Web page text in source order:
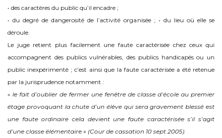
• des caractères du public qu’il encadre ;
• du degré de dangerosité de l’activité organisée ; • du lieu où elle se
déroule.
Le juge retient plus facilement une faute caractérisée chez ceux qui
accompagnent des publics vulnérables, des publics handicapés ou un
public inexpérimenté ; c’est ainsi que la faute caractérisée a été retenue
par la jurisprudence notamment :
« le fait d’oublier de fermer une fenêtre de classe d’école au premier
étage provoquant la chute d’un élève qui sera gravement blessé est
une faute ordinaire cela devient une faute caractérisée s’il s’agit
d’une classe élémentaire » (Cour de cassation 10 sept 2005).